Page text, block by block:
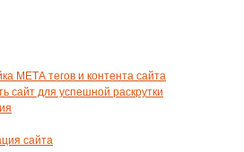
МЕТА тегов и контента сайта
сайт для успешной раскрутки
сайта